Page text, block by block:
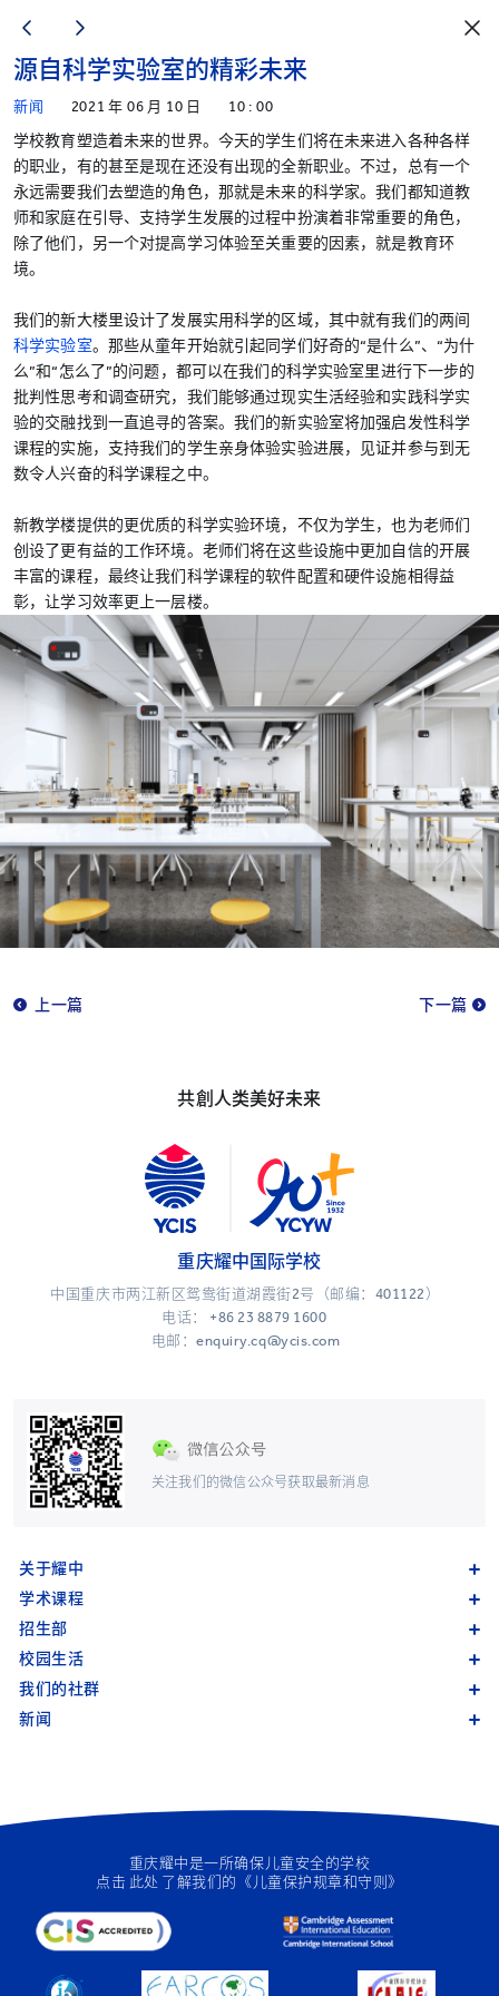
源自科学实验室的精彩未来
新闻 2021 年 06 月 10 日 10 : 00
学校教育塑造着未来的世界。今天的学生们将在未来进入各种各样
的职业，有的甚至是现在还没有出现的全新职业。不过，总有一个
永远需要我们去塑造的角色，那就是未来的科学家。我们都知道教
师和家庭在引导、支持学生发展的过程中扮演着非常重要的角色，
除了他们，另一个对提高学习体验至关重要的因素，就是教育环
境。
我们的新大楼里设计了发展实用科学的区域，其中就有我们的两间
科学实验室。那些从童年开始就引起同学们好奇的“是什么”、“为什
么”和“怎么了”的问题，都可以在我们的科学实验室里进行下一步的
批判性思考和调查研究，我们能够通过现实生活经验和实践科学实
验的交融找到一直追寻的答案。我们的新实验室将加强启发性科学
课程的实施，支持我们的学生亲身体验实验进展，见证并参与到无
数令人兴奋的科学课程之中。
新教学楼提供的更优质的科学实验环境，不仅为学生，也为老师们
创设了更有益的工作环境。老师们将在这些设施中更加自信的开展
丰富的课程，最终让我们科学课程的软件配置和硬件设施相得益
彰，让学习效率更上一层楼。
上一篇 下一篇
共創人类美好未来
关注我们的微信公众号获取最新消息
重庆耀中国际学校
中国重庆市两江新区鸳鸯街道湖霞街2号（邮编：401122）
电话： +86 23 8879 1600
电邮：enquiry.cq@ycis.com
关于耀中
学术课程
招生部
校园生活
我们的社群
新闻
重庆耀中是一所确保儿童安全的学校
点击 此处 了解我们的《儿童保护规章和守则》